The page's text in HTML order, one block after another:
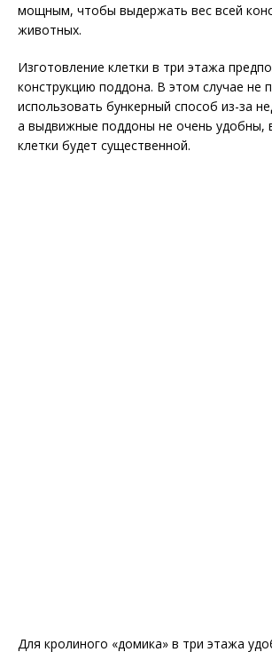
мощным, чтобы выдержать вес всей
животных.
Изготовление клетки в три этажа
конструкцию поддона. В этом случае не
использовать бункерный способ из-за
а выдвижные поддоны не очень удобны,
клетки будет существенной.
Для кролиного «домика» в три этажа